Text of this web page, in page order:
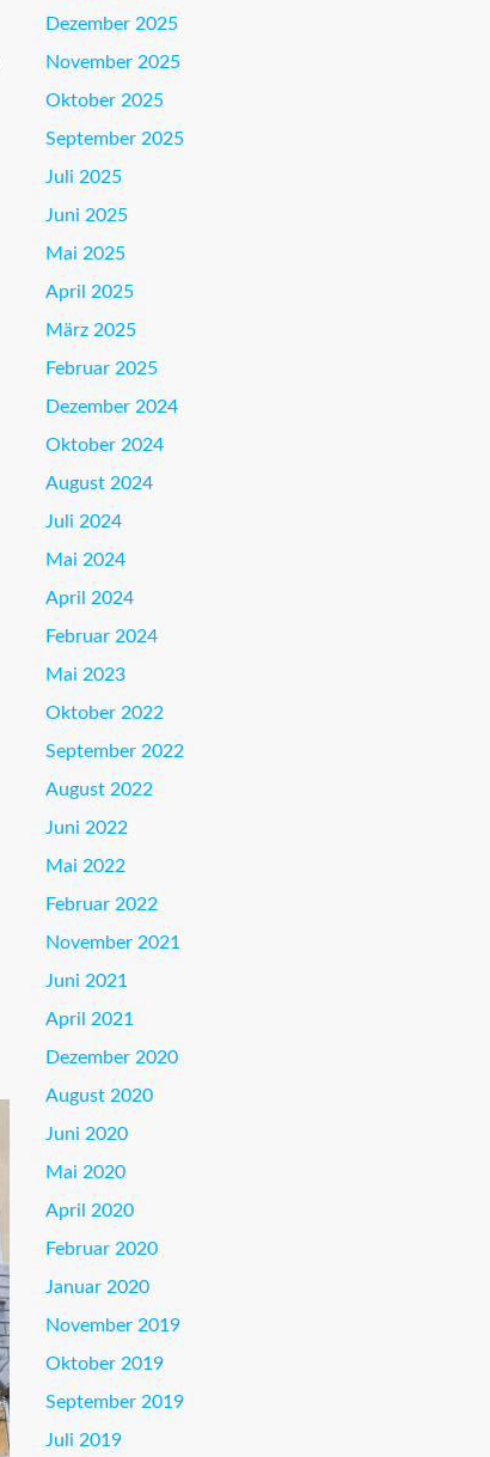
Dezember 2025
November 2025
Oktober 2025
September 2025
Juli 2025
Juni 2025
Mai 2025
April 2025
März 2025
Februar 2025
Dezember 2024
Oktober 2024
August 2024
Juli 2024
Mai 2024
April 2024
Februar 2024
Mai 2023
Oktober 2022
September 2022
August 2022
Juni 2022
Mai 2022
Februar 2022
November 2021
Juni 2021
April 2021
Dezember 2020
August 2020
Juni 2020
Mai 2020
April 2020
Februar 2020
Januar 2020
November 2019
Oktober 2019
September 2019
Juli 2019